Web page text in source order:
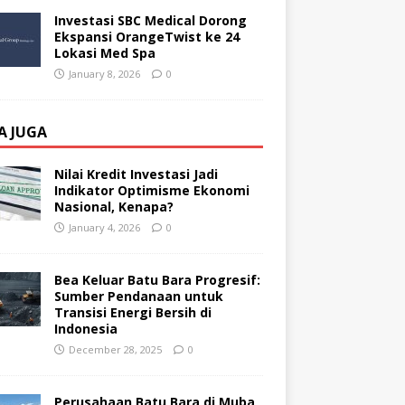
Investasi SBC Medical Dorong
Ekspansi OrangeTwist ke 24
Lokasi Med Spa
January 8, 2026 0
JUGA
Nilai Kredit Investasi Jadi
Indikator Optimisme Ekonomi
Nasional, Kenapa?
January 4, 2026 0
Bea Keluar Batu Bara Progresif:
Sumber Pendanaan untuk
Transisi Energi Bersih di
Indonesia
December 28, 2025 0
Perusahaan Batu Bara di Muba